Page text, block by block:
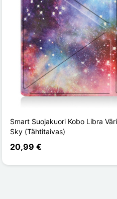
Smart Suojakuori Kobo Libra
Sky (Tähtitaivas)
20,99 €